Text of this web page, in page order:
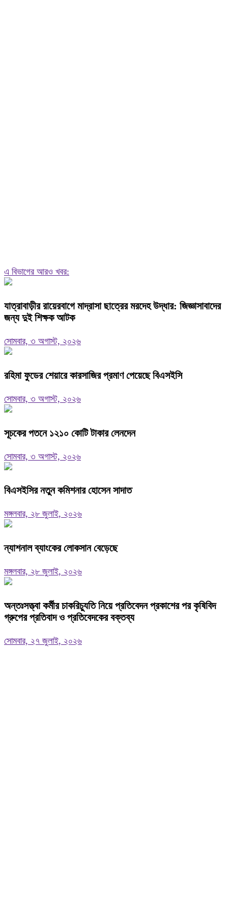
এ বিভাগের আরও খবর:
যাত্রাবাড়ীর রায়েরবাগে মাদ্রাসা ছাত্রের মরদেহ উদ্ধার: জিজ্ঞাসাবাদের
জন্য দুই শিক্ষক আটক
সোমবার, ৩ অগাস্ট, ২০২৬
রহিমা ফুডের শেয়ারে কারসাজির প্রমাণ পেয়েছে বিএসইসি
সোমবার, ৩ অগাস্ট, ২০২৬
সূচকের পতনে ১২১০ কোটি টাকার লেনদেন
সোমবার, ৩ অগাস্ট, ২০২৬
বিএসইসির নতুন কমিশনার হোসেন সাদাত
মঙ্গলবার, ২৮ জুলাই, ২০২৬
ন্যাশনাল ব্যাংকের লোকসান বেড়েছে
মঙ্গলবার, ২৮ জুলাই, ২০২৬
অন্তঃসত্ত্বা কর্মীর চাকরিচ্যুতি নিয়ে প্রতিবেদন প্রকাশের পর কৃষিবিদ
গ্রুপের প্রতিবাদ ও প্রতিবেদকের বক্তব্য
সোমবার, ২৭ জুলাই, ২০২৬